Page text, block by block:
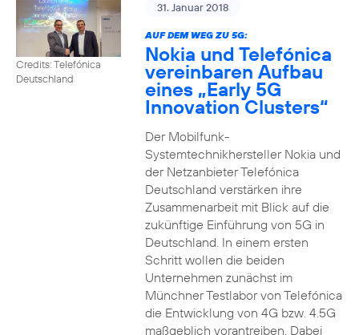
Credits: Telefónica
Deutschland
31. Januar 2018
AUF DEM WEG ZU 5G:
Nokia und Telefónica
vereinbaren Aufbau
eines „Early 5G
Innovation Clusters“
Der Mobilfunk-
Systemtechnikhersteller Nokia und
der Netzanbieter Telefónica
Deutschland verstärken ihre
Zusammenarbeit mit Blick auf die
zukünftige Einführung von 5G in
Deutschland. In einem ersten
Schritt wollen die beiden
Unternehmen zunächst im
Münchner Testlabor von Telefónica
die Entwicklung von 4G bzw. 4.5G
maßgeblich vorantreiben. Dabei